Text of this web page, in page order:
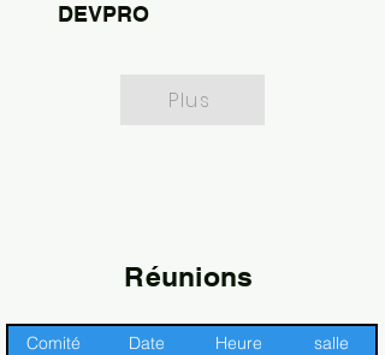
DEVPRO
Plus
Réunions
Comité Date Heure salle